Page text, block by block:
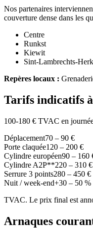
Nos partenaires
couverture dense dans les
Centre
Runkst
Kiewit
Sint-Lambrechts-Herk
Repères locaux :
Tarifs indicatifs
100-180 € TVAC en
Déplacement70 – 90 €
Porte claquée120 – 200 €
Cylindre européen90 – 160
Cylindre A2P**220 – 310 €
Serrure 3 points280 – 450 €
Nuit / week-end+30 – 50 %
TVAC. Le prix final est
Arnaques